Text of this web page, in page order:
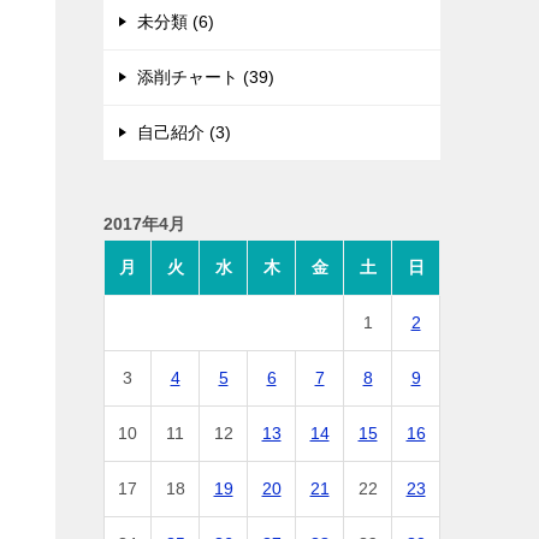
未分類 (6)
添削チャート (39)
自己紹介 (3)
2017年4月
月 火 水 木 金 土 日
1 2
3 4 5 6 7 8 9
10 11 12 13 14 15 16
17 18 19 20 21 22 23